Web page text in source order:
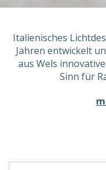
Italienisches
Jahren entwickelt
aus Wels
Sinn für